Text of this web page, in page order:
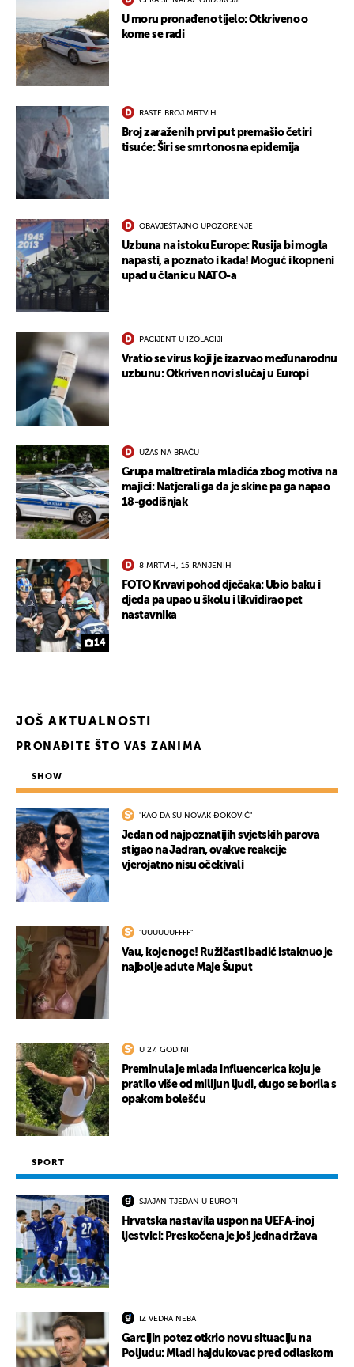
U moru pronađeno tijelo: Otkriveno o
kome se radi
RASTE BROJ MRTVIH
Broj zaraženih prvi put premašio četiri
tisuće: Širi se smrtonosna epidemija
OBAVJEŠTAJNO UPOZORENJE
Uzbuna na istoku Europe: Rusija bi mogla
napasti, a poznato i kada! Moguć i kopneni
upad u članicu NATO-a
PACIJENT U IZOLACIJI
Vratio se virus koji je izazvao međunarodnu
uzbunu: Otkriven novi slučaj u Europi
UŽAS NA BRAČU
Grupa maltretirala mladića zbog motiva na
majici: Natjerali ga da je skine pa ga napao
18-godišnjak
14
8 MRTVIH, 15 RANJENIH
FOTO Krvavi pohod dječaka: Ubio baku i
djeda pa upao u školu i likvidirao pet
nastavnika
JOŠ AKTUALNOSTI
PRONAĐITE ŠTO VAS ZANIMA
SHOW
"KAO DA SU NOVAK ĐOKOVIĆ"
Jedan od najpoznatijih svjetskih parova
stigao na Jadran, ovakve reakcije
vjerojatno nisu očekivali
"UUUUUUFFFF"
Vau, koje noge! Ružičasti badić istaknuo je
najbolje adute Maje Šuput
U 27. GODINI
Preminula je mlada influencerica koju je
pratilo više od milijun ljudi, dugo se borila s
opakom bolešću
SPORT
SJAJAN TJEDAN U EUROPI
Hrvatska nastavila uspon na UEFA-inoj
ljestvici: Preskočena je još jedna država
IZ VEDRA NEBA
Garcijin potez otkrio novu situaciju na
Poljudu: Mladi hajdukovac pred odlaskom
UKLJUČITE NOTIFIKACIJE